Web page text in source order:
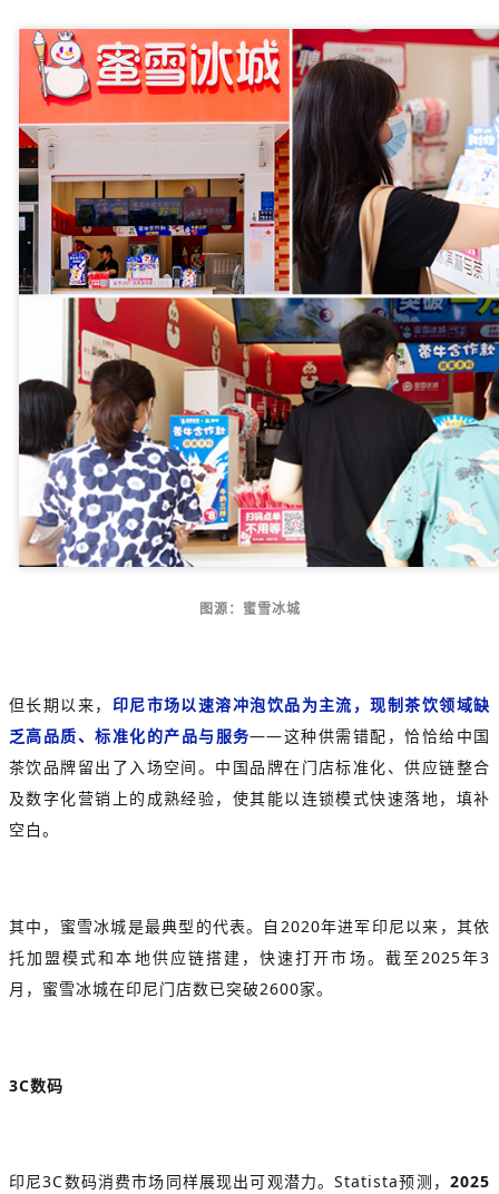
图源：蜜雪冰城
但长期以来， 印尼市场以速溶冲泡饮品为主流，现制茶饮领域缺
乏高品质、标准化的产品与服务——这种供需错配，恰恰给中国
茶饮品牌留出了入场空间。中国品牌在门店标准化、供应链整合
及数字化营销上的成熟经验，使其能以连锁模式快速落地，填补
空白。
其中，蜜雪冰城是最典型的代表。自2020年进军印尼以来，其依
托加盟模式和本地供应链搭建，快速打开市场。截至2025年3
月，蜜雪冰城在印尼门店数已突破2600家。
3C数码
印尼3C数码消费市场同样展现出可观潜力。Statista预测， 2025